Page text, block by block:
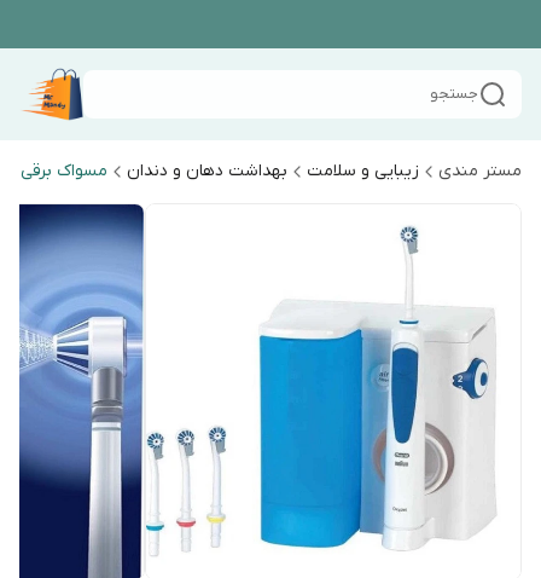
جستجو
مستر مندی زیبایی و سلامت بهداشت دهان و دندان مسواک برقی